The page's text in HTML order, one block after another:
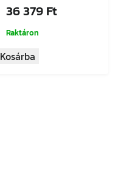
36 379Ft
Raktáron
Kosárba